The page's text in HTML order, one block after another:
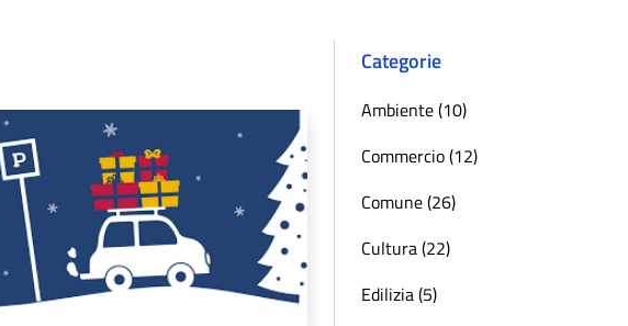
Categorie
Ambiente (10)
Commercio (12)
Comune (26)
Cultura (22)
Edilizia (5)